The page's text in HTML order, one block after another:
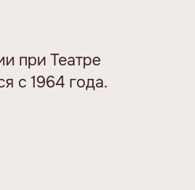
при Театре
с 1964 года.